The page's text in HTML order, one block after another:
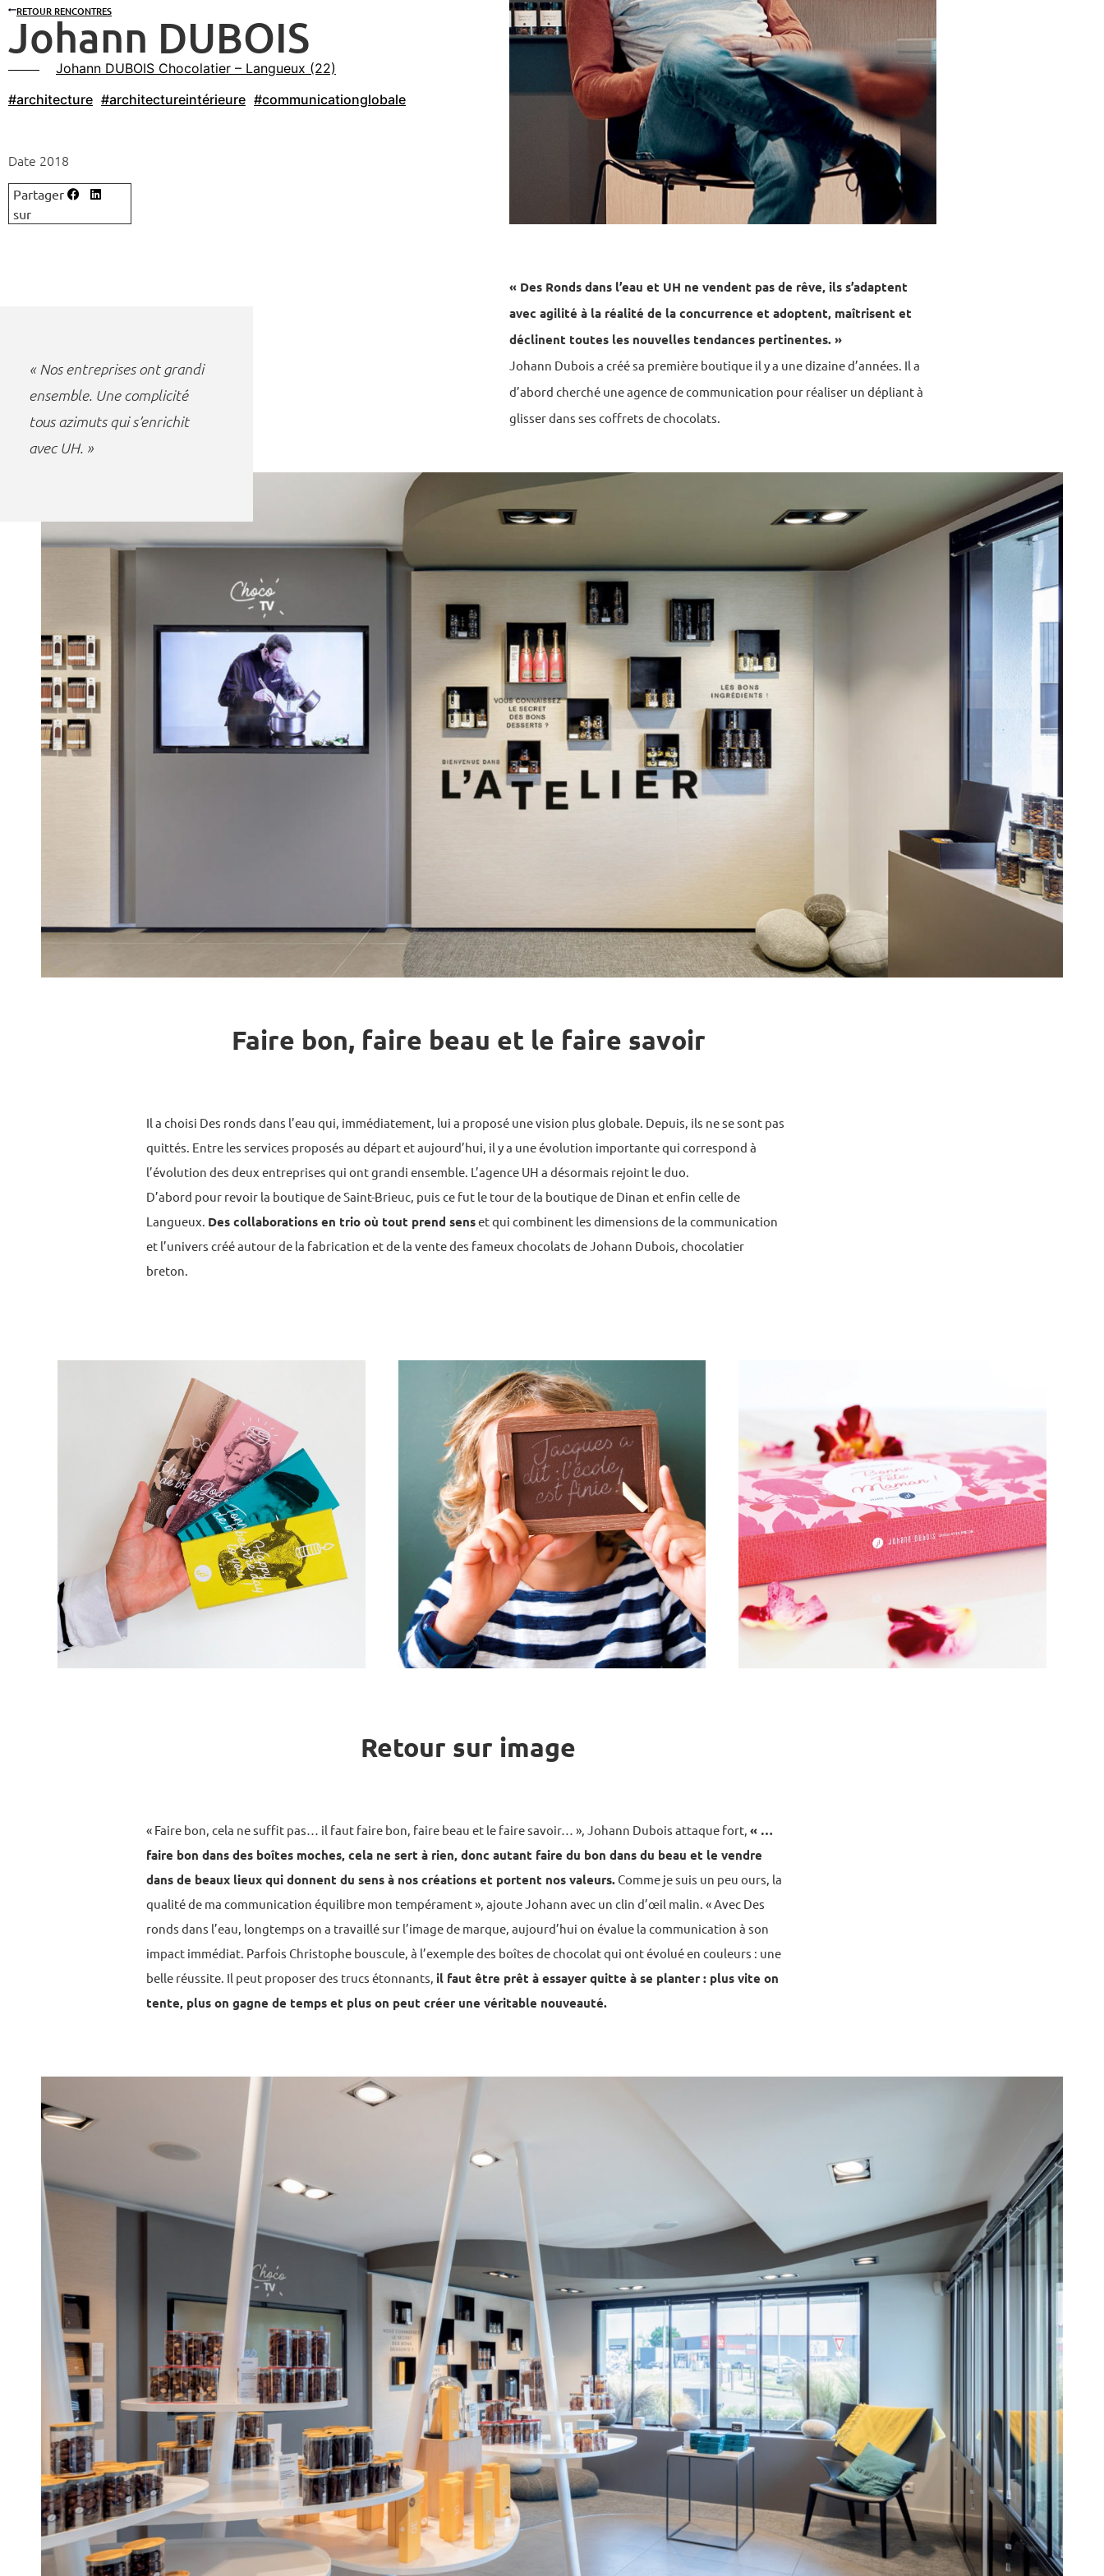
RETOUR RENCONTRES
Johann DUBOIS
Johann DUBOIS Chocolatier – Langueux (22)
#architecture #architectureintérieure #communicationglobale
Date 2018
« Nos entreprises ont grandi
ensemble. Une complicité
tous azimuts qui s’enrichit
avec UH. »
« Des Ronds dans l’eau et UH ne vendent pas de rêve, ils s’adaptent
avec agilité à la réalité de la concurrence et adoptent, maîtrisent et
déclinent toutes les nouvelles tendances pertinentes. »
Johann Dubois a créé sa première boutique il y a une dizaine d’années. Il a
d’abord cherché une agence de communication pour réaliser un dépliant à
glisser dans ses coffrets de chocolats.
Faire bon, faire beau et le faire savoir
Il a choisi Des ronds dans l’eau qui, immédiatement, lui a proposé une vision plus globale. Depuis, ils ne se sont pas
quittés. Entre les services proposés au départ et aujourd’hui, il y a une évolution importante qui correspond à
l’évolution des deux entreprises qui ont grandi ensemble. L’agence UH a désormais rejoint le duo.
D’abord pour revoir la boutique de Saint-Brieuc, puis ce fut le tour de la boutique de Dinan et enfin celle de
Langueux. Des collaborations en trio où tout prend senset qui combinent les dimensions de la communication
et l’univers créé autour de la fabrication et de la vente des fameux chocolats de Johann Dubois, chocolatier
breton.
Retour sur image
« Faire bon, cela ne suffit pas… il faut faire bon, faire beau et le faire savoir… », Johann Dubois attaque fort, « …
faire bon dans des boîtes moches, cela ne sert à rien, donc autant faire du bon dans du beau et le vendre
dans de beaux lieux qui donnent du sens à nos créations et portent nos valeurs. Comme je suis un peu ours, la
qualité de ma communication équilibre mon tempérament », ajoute Johann avec un clin d’œil malin. « Avec Des
ronds dans l’eau, longtemps on a travaillé sur l’image de marque, aujourd’hui on évalue la communication à son
impact immédiat. Parfois Christophe bouscule, à l’exemple des boîtes de chocolat qui ont évolué en couleurs : une
belle réussite. Il peut proposer des trucs étonnants, il faut être prêt à essayer quitte à se planter : plus vite on
tente, plus on gagne de temps et plus on peut créer une véritable nouveauté.